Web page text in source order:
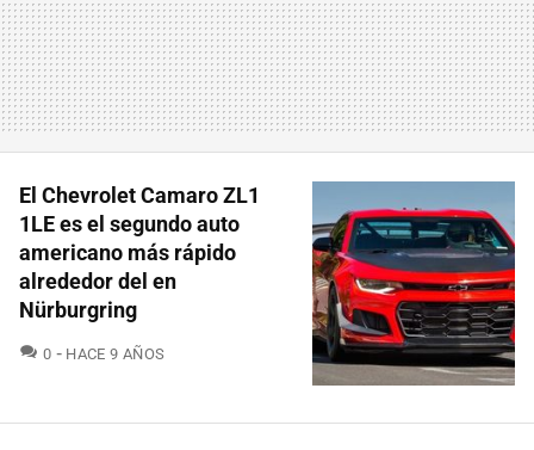
El Chevrolet Camaro ZL1
1LE es el segundo auto
americano más rápido
alrededor del en
Nürburgring
0 COMENTARIOS
HACE 9 AÑOS